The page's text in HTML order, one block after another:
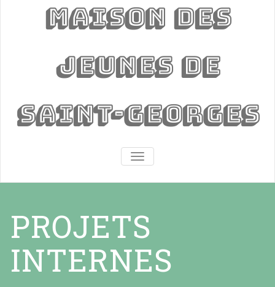
Maison des
jeunes de
Saint-Georges
AFFICHER/MASQUER LA
PROJETS
INTERNES